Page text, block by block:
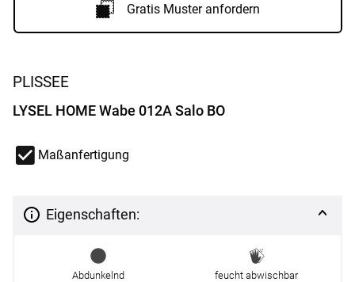
PLISSEE
LYSEL HOME Wabe 012A Salo BO
Maßanfertigung
Eigenschaften:
Abdunkelnd feucht abwischbar
Gratis Muster anfordern